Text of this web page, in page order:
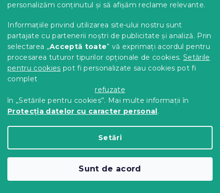
personalizăm conținutul și să afișăm reclame relevante.
Informațiile privind utilizarea site-ului nostru sunt
partajate cu partenerii noștri de publicitate și analiză. Prin
selectarea „Acceptă toate” vă exprimați acordul pentru
procesarea tuturor tipurilor opționale de cookies. Setările
pentru cookies pot fi personalizate sau cookies pot fi
complet
refuzate
în „Setările pentru cookies”. Mai multe informații în
Protecția datelor cu caracter personal.
Setări
Sunt de acord
Cuvertura de pat MONTEGO, bej inchis
In stoc(>10 buc)